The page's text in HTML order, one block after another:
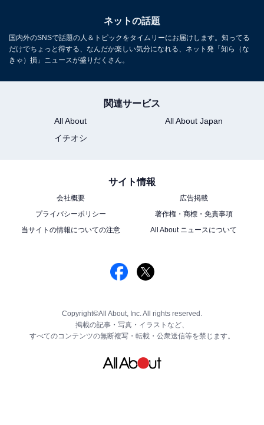
ネットの話題
国内外のSNSで話題の人＆トピックをタイムリーにお届けします。知ってる
だけでちょっと得する、なんだか楽しい気分になれる、ネット発「知ら（な
きゃ）損」ニュースが盛りだくさん。
関連サービス
All About
All About Japan
イチオシ
サイト情報
会社概要
広告掲載
プライバシーポリシー
著作権・商標・免責事項
当サイトの情報についての注意
All About ニュースについて
Copyright©All About, Inc. All rights reserved.
掲載の記事・写真・イラストなど、
すべてのコンテンツの無断複写・転載・公衆送信等を禁じます。